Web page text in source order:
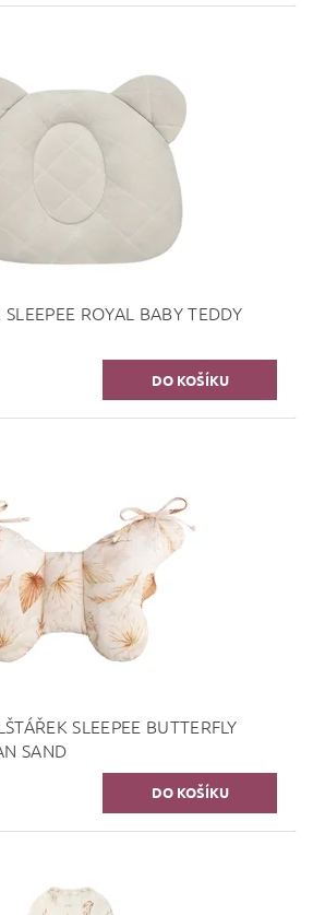
ROYAL BABY TEDDY
SLEEPEE BUTTERFLY
SAND